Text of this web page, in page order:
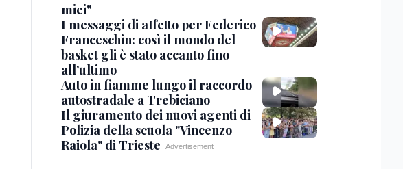
miei"
I messaggi di affetto per Federico
Franceschin: così il mondo del
basket gli è stato accanto fino
all’ultimo
Auto in fiamme lungo il raccordo
autostradale a Trebiciano
Il giuramento dei nuovi agenti di
Polizia della scuola "Vincenzo
Raiola" di Trieste